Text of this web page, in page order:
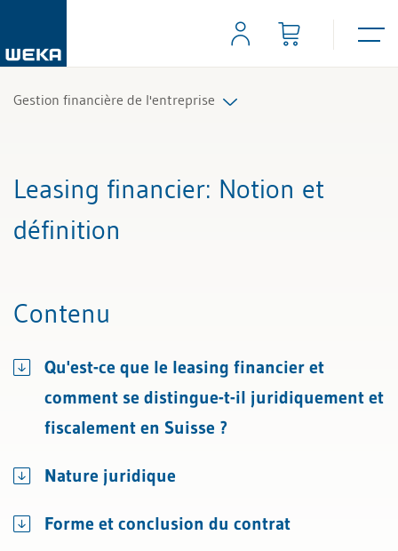
Gestion financière de l'entreprise
Leasing financier: Notion et
définition
Contenu
Qu'est-ce que le leasing financier et
comment se distingue-t-il juridiquement et
fiscalement en Suisse ?
Nature juridique
Forme et conclusion du contrat